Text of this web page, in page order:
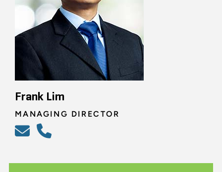
Frank Lim
MANAGING DIRECTOR